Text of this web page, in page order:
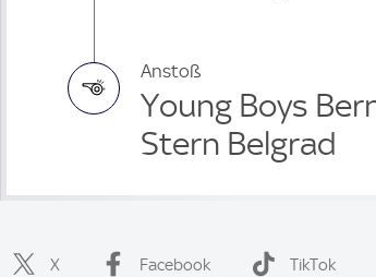
Anstoß
Young Boys
Stern Belgrad
X Facebook TikTok